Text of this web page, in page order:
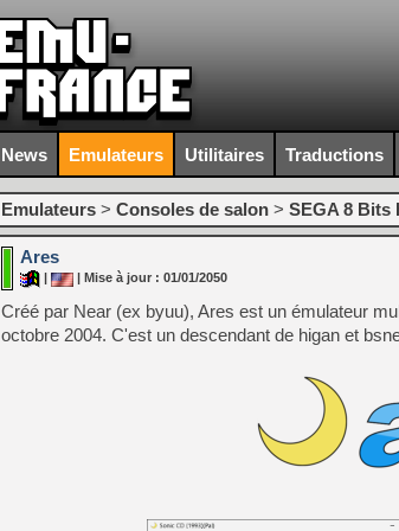
News Emulateurs Utilitaires Traductions
Emulateurs > Consoles de salon > SEGA 8 Bits
Ares
| Mise à jour : 01/01/2050
Créé par Near (ex byuu), Ares est un émulateur
octobre 2004. C'est un descendant de higan et